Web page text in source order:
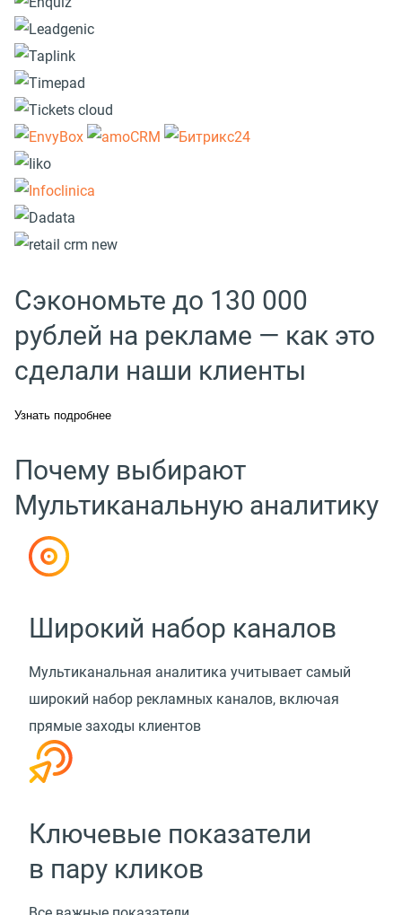
Сэкономьте до 130 000
рублей на рекламе — как это
сделали наши клиенты
Узнать подробнее
Почему выбирают
Мультиканальную аналитику
Широкий набор каналов
Мультиканальная аналитика учитывает самый
широкий набор рекламных каналов, включая
прямые заходы клиентов
Ключевые показатели
в пару кликов